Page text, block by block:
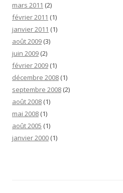
mars 2011 (2)
février 2011 (1)
janvier 2011 (1)
août 2009 (3)
juin 2009 (2)
février 2009 (1)
décembre 2008 (1)
septembre 2008 (2)
août 2008 (1)
mai 2008 (1)
août 2005 (1)
janvier 2000 (1)